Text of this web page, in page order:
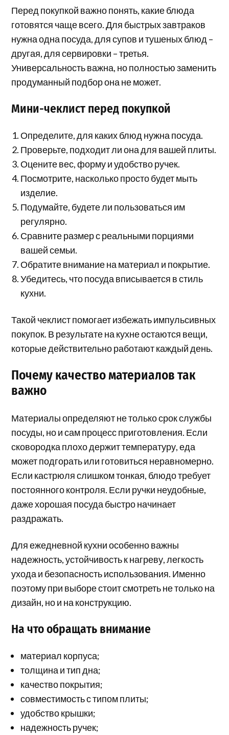
Перед покупкой важно понять, какие блюда
готовятся чаще всего. Для быстрых завтраков
нужна одна посуда, для супов и тушеных блюд –
другая, для сервировки – третья.
Универсальность важна, но полностью заменить
продуманный подбор она не может.
Мини-чеклист перед покупкой
Определите, для каких блюд нужна посуда.
Проверьте, подходит ли она для вашей плиты.
Оцените вес, форму и удобство ручек.
Посмотрите, насколько просто будет мыть
изделие.
Подумайте, будете ли пользоваться им
регулярно.
Сравните размер с реальными порциями
вашей семьи.
Обратите внимание на материал и покрытие.
Убедитесь, что посуда вписывается в стиль
кухни.
Такой чеклист помогает избежать импульсивных
покупок. В результате на кухне остаются вещи,
которые действительно работают каждый день.
Почему качество материалов так
важно
Материалы определяют не только срок службы
посуды, но и сам процесс приготовления. Если
сковородка плохо держит температуру, еда
может подгорать или готовиться неравномерно.
Если кастрюля слишком тонкая, блюдо требует
постоянного контроля. Если ручки неудобные,
даже хорошая посуда быстро начинает
раздражать.
Для ежедневной кухни особенно важны
надежность, устойчивость к нагреву, легкость
ухода и безопасность использования. Именно
поэтому при выборе стоит смотреть не только на
дизайн, но и на конструкцию.
На что обращать внимание
материал корпуса;
толщина и тип дна;
качество покрытия;
совместимость с типом плиты;
удобство крышки;
надежность ручек;